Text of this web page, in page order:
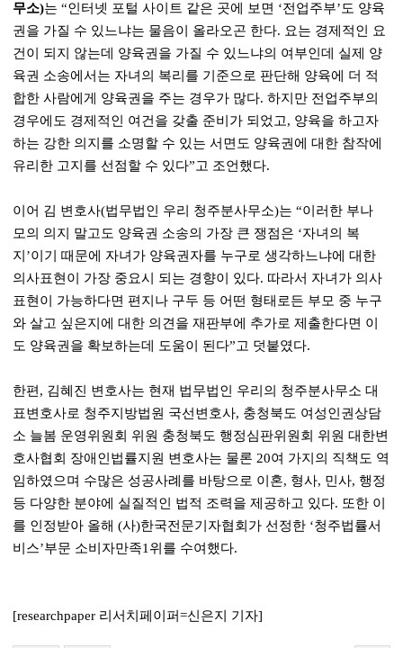
무소)는 “인터넷 포털 사이트 같은 곳에 보면 ‘전업주부’도 양육
권을 가질 수 있느냐는 물음이 올라오곤 한다. 요는 경제적인 요
건이 되지 않는데 양육권을 가질 수 있느냐의 여부인데 실제 양
육권 소송에서는 자녀의 복리를 기준으로 판단해 양육에 더 적
합한 사람에게 양육권을 주는 경우가 많다. 하지만 전업주부의
경우에도 경제적인 여건을 갖출 준비가 되었고, 양육을 하고자
하는 강한 의지를 소명할 수 있는 서면도 양육권에 대한 참작에
유리한 고지를 선점할 수 있다”고 조언했다.
이어 김 변호사(법무법인 우리 청주분사무소)는 “이러한 부나
모의 의지 말고도 양육권 소송의 가장 큰 쟁점은 ‘자녀의 복
지’이기 때문에 자녀가 양육권자를 누구로 생각하느냐에 대한
의사표현이 가장 중요시 되는 경향이 있다. 따라서 자녀가 의사
표현이 가능하다면 편지나 구두 등 어떤 형태로든 부모 중 누구
와 살고 싶은지에 대한 의견을 재판부에 추가로 제출한다면 이
도 양육권을 확보하는데 도움이 된다”고 덧붙였다.
한편, 김혜진 변호사는 현재 법무법인 우리의 청주분사무소 대
표변호사로 청주지방법원 국선변호사, 충청북도 여성인권상담
소 늘봄 운영위원회 위원 충청북도 행정심판위원회 위원 대한변
호사협회 장애인법률지원 변호사는 물론 20여 가지의 직책도 역
임하였으며 수많은 성공사례를 바탕으로 이혼, 형사, 민사, 행정
등 다양한 분야에 실질적인 법적 조력을 제공하고 있다. 또한 이
를 인정받아 올해 (사)한국전문기자협회가 선정한 ‘청주법률서
비스’부문 소비자만족1위를 수여했다.
[researchpaper 리서치페이퍼=신은지 기자]